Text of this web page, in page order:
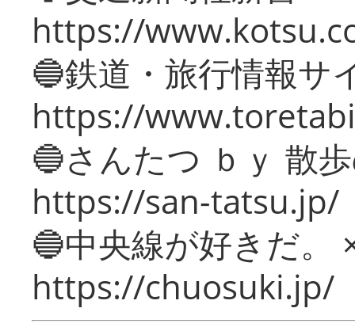
https://
🔵鉄道・旅行情報サ
https://
🔵さんたつ ｂｙ 散
https://san-tatsu.jp/
🔵中央線が好きだ。
https://chuosuki.jp/